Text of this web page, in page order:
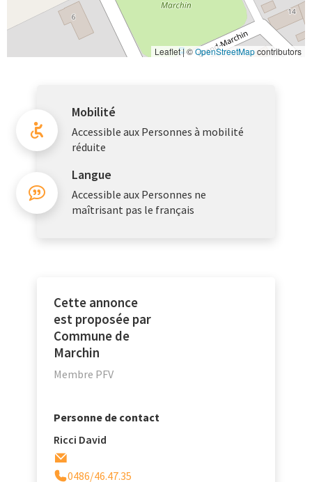
Leaflet | ©OpenStreetMapcontributors
Cette annonce
est proposée par
Commune de
Marchin
Membre PFV
Personne de contact
Ricci David
0486/46.47.35
Mobilité
Accessible aux Personnes à mobilité
réduite
Langue
Accessible aux Personnes ne
maîtrisant pas le français